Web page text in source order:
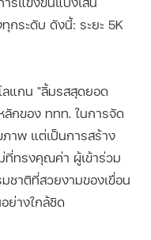
กระดับ ดังนี้: ระยะ 5K
แกน "ลิ้มรสสุดยอด
ลักของ ททท. ในการจัด
าพ แต่เป็นการสร้าง
ที่ทรงคุณค่า ผู้เข้าร่วม
มชาติที่สวยงามของเขื่อน
ย่างใกล้ชิด